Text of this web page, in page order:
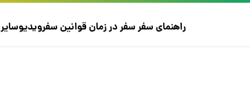
راهنمای سفرسفر در زمانقوانین سفرویدیوسایر